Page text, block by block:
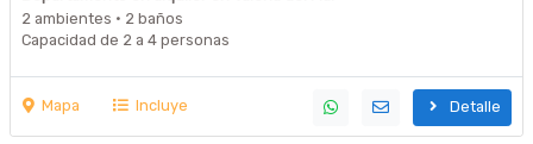
2 ambientes · 2 baños
Capacidad de 2 a 4 personas
Mapa Incluye Detalle